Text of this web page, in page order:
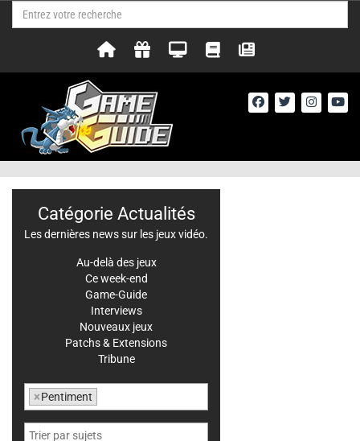
Catégorie Actualités
Les dernières news sur les jeux vidéo.
Au-delà des jeux
Ce week-end
Game-Guide
Interviews
Nouveaux jeux
Patchs & Extensions
Tribune
×Pentiment